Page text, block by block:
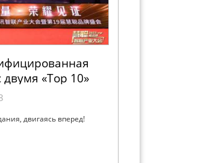
«Top 10»
двигаясь вперед!